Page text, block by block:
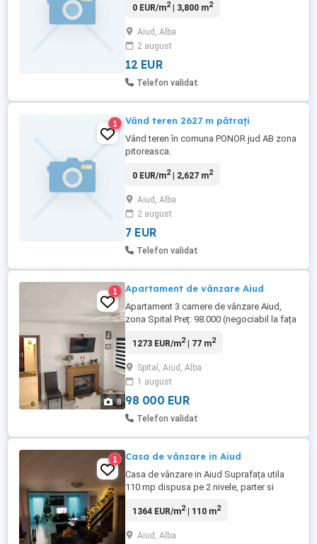
euro mp.
0 EUR/m2| 3,800 m2
Aiud, Alba
2 august
12 EUR
Telefon validat
1 Vând teren 2627 m pătrați
Vând teren în comuna PONOR jud AB zona
pitoreasca.
0 EUR/m2| 2,627 m2
Aiud, Alba
2 august
7 EUR
Telefon validat
8
1 Apartament de vânzare Aiud
Apartament 3 camere de vânzare Aiud,
zona Spital Preț: 98.000 (negociabil la fața
complet renovat, situat într-o zonă
piață, școli, grădinițe, parc și magazine.
Detalii apartament - 75 mp utili - 3 camere,
...
1273 EUR/m2| 77 m2
Spital, Aiud, Alba
1 august
98 000 EUR
Telefon validat
1 Casa de vânzare in Aiud
Casa de vânzare in Aiud Suprafața utila
110 mp dispusa pe 2 nivele, parter si
open space, baie, camara si o camera de
dressing spațios. Terasa exterioara
1364 EUR/m2| 110 m2
Aiud, Alba